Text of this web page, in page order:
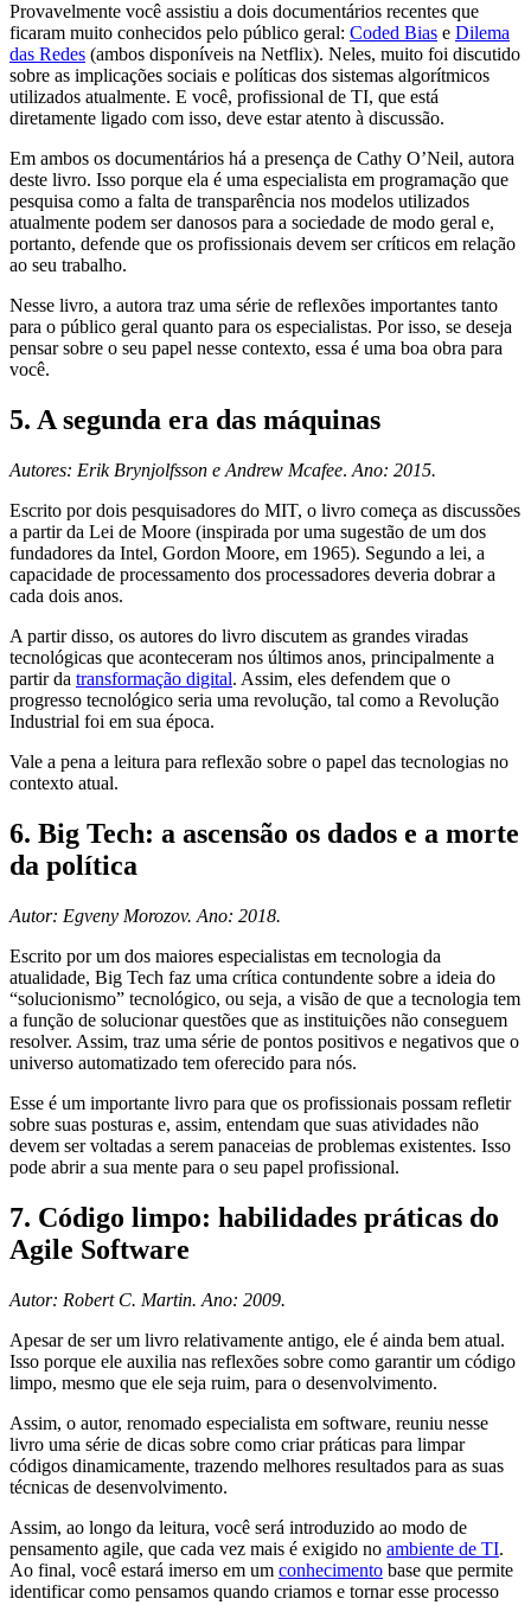
Provavelmente você assistiu a dois documentários recentes que
ficaram muito conhecidos pelo público geral: Coded Bias e Dilema
das Redes (ambos disponíveis na Netflix). Neles, muito foi discutido
sobre as implicações sociais e políticas dos sistemas algorítmicos
utilizados atualmente. E você, profissional de TI, que está
diretamente ligado com isso, deve estar atento à discussão.
Em ambos os documentários há a presença de Cathy O’Neil, autora
deste livro. Isso porque ela é uma especialista em programação que
pesquisa como a falta de transparência nos modelos utilizados
atualmente podem ser danosos para a sociedade de modo geral e,
portanto, defende que os profissionais devem ser críticos em relação
ao seu trabalho.
Nesse livro, a autora traz uma série de reflexões importantes tanto
para o público geral quanto para os especialistas. Por isso, se deseja
pensar sobre o seu papel nesse contexto, essa é uma boa obra para
você.
5. A segunda era das máquinas
Autores: Erik Brynjolfsson e Andrew Mcafee. Ano: 2015.
Escrito por dois pesquisadores do MIT, o livro começa as discussões
a partir da Lei de Moore (inspirada por uma sugestão de um dos
fundadores da Intel, Gordon Moore, em 1965). Segundo a lei, a
capacidade de processamento dos processadores deveria dobrar a
cada dois anos.
A partir disso, os autores do livro discutem as grandes viradas
tecnológicas que aconteceram nos últimos anos, principalmente a
partir da transformação digital. Assim, eles defendem que o
progresso tecnológico seria uma revolução, tal como a Revolução
Industrial foi em sua época.
Vale a pena a leitura para reflexão sobre o papel das tecnologias no
contexto atual.
6. Big Tech: a ascensão os dados e a morte
da política
Autor: Egveny Morozov. Ano: 2018.
Escrito por um dos maiores especialistas em tecnologia da
atualidade, Big Tech faz uma crítica contundente sobre a ideia do
“solucionismo” tecnológico, ou seja, a visão de que a tecnologia tem
a função de solucionar questões que as instituições não conseguem
resolver. Assim, traz uma série de pontos positivos e negativos que o
universo automatizado tem oferecido para nós.
Esse é um importante livro para que os profissionais possam refletir
sobre suas posturas e, assim, entendam que suas atividades não
devem ser voltadas a serem panaceias de problemas existentes. Isso
pode abrir a sua mente para o seu papel profissional.
7. Código limpo: habilidades práticas do
Agile Software
Autor: Robert C. Martin. Ano: 2009.
Apesar de ser um livro relativamente antigo, ele é ainda bem atual.
Isso porque ele auxilia nas reflexões sobre como garantir um código
limpo, mesmo que ele seja ruim, para o desenvolvimento.
Assim, o autor, renomado especialista em software, reuniu nesse
livro uma série de dicas sobre como criar práticas para limpar
códigos dinamicamente, trazendo melhores resultados para as suas
técnicas de desenvolvimento.
Assim, ao longo da leitura, você será introduzido ao modo de
pensamento agile, que cada vez mais é exigido no ambiente de TI.
Ao final, você estará imerso em um conhecimento base que permite
identificar como pensamos quando criamos e tornar esse processo